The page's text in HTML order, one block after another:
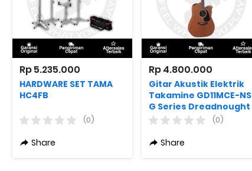
Rp 5.235.000
HARDWARE SET TAMA
HC4FB
(0)
Share
Rp 4.800.000
Gitar Akustik Elektrik
Takamine GD11MCE-NS
G Series Dreadnought
Original
(0)
Share